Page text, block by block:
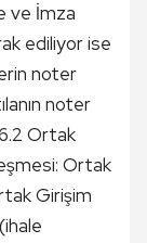
ve İmza
ediliyor ise
noter
noter
Ortak
Ortak
Girişim